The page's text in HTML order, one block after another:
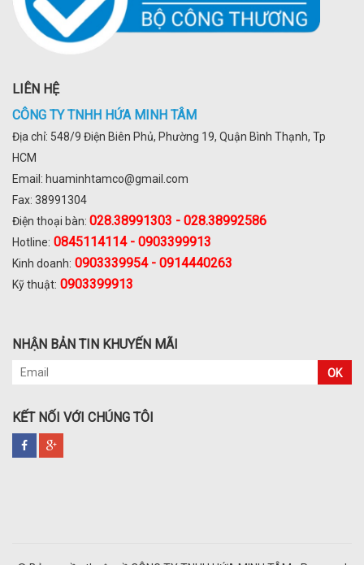
LIÊN HỆ
CÔNG TY TNHH HỨA MINH TÂM
Địa chỉ: 548/9 Điện Biên Phủ, Phường 19, Quận Bình Thạnh, Tp
HCM
Email: huaminhtamco@gmail.com
Fax: 38991304
Điện thoại bàn: 028.38991303 - 028.38992586
Hotline: 0845114114 - 0903399913
Kinh doanh: 0903339954 - 0914440263
Kỹ thuật: 0903399913
NHẬN BẢN TIN KHUYẾN MÃI
OK
KẾT NỐI VỚI CHÚNG TÔI